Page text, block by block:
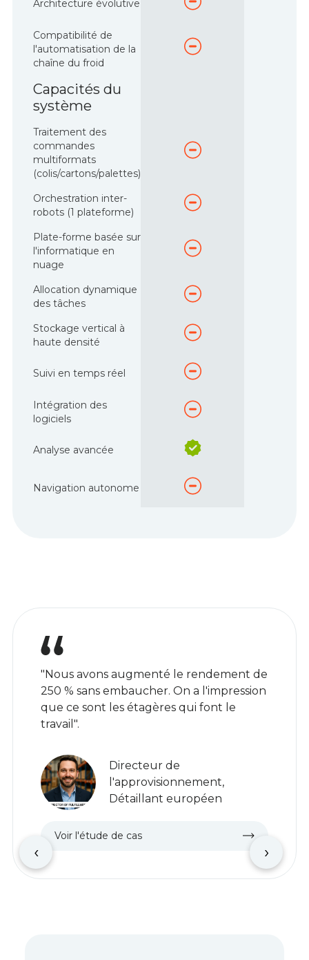
Architecture évolutive
Compatibilité de
l'automatisation de la
chaîne du froid
Capacités du
système
Traitement des
commandes
multiformats
(colis/cartons/palettes)
Orchestration inter-
robots (1 plateforme)
Plate-forme basée sur
l'informatique en
nuage
Allocation dynamique
des tâches
Stockage vertical à
haute densité
Suivi en temps réel
Intégration des
logiciels
Analyse avancée
Navigation autonome
"Nous avons augmenté le rendement de
250 % sans embaucher. On a l'impression
que ce sont les étagères qui font le
travail".
Directeur de
l'approvisionnement,
Détaillant européen
Voir l'étude de cas
‹ ›